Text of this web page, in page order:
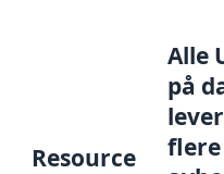
Resource
Alle
på